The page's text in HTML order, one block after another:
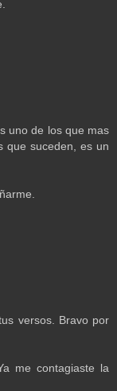
uno de los que mas
que suceden, es un
versos. Bravo por
me contagiaste la